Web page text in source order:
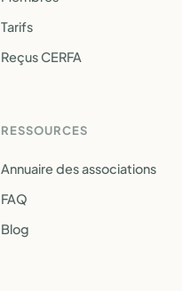
Tarifs
Reçus CERFA
RESSOURCES
Annuaire des associations
FAQ
Blog